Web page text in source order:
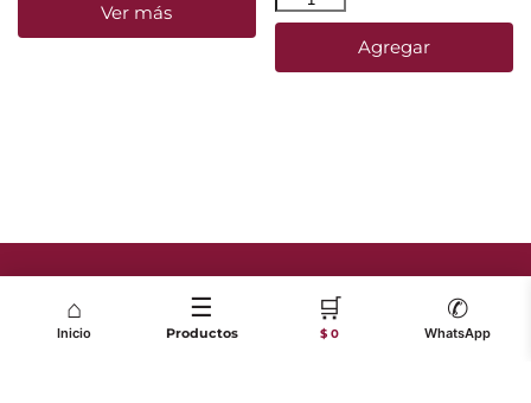
Ver más
Agregar
⌂
Inicio
☰
Productos
🛒
$ 0
✆
WhatsApp